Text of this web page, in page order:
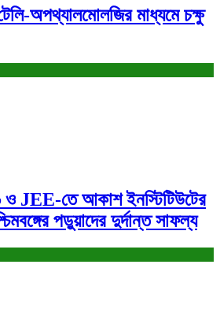
অপথ্যালমোলজির মাধ্যমে চক্ষু
তে আকাশ ইনস্টিটিউটের
পড়ুয়াদের দুর্দান্ত সাফল্য